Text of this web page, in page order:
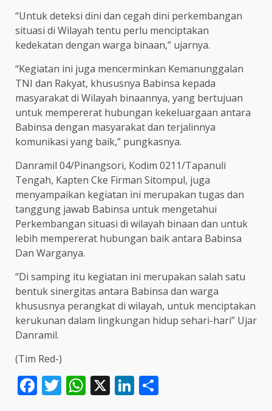
“Untuk deteksi dini dan cegah dini perkembangan
situasi di Wilayah tentu perlu menciptakan
kedekatan dengan warga binaan,” ujarnya.
“Kegiatan ini juga mencerminkan Kemanunggalan
TNI dan Rakyat, khususnya Babinsa kepada
masyarakat di Wilayah binaannya, yang bertujuan
untuk mempererat hubungan kekeluargaan antara
Babinsa dengan masyarakat dan terjalinnya
komunikasi yang baik,” pungkasnya.
Danramil 04/Pinangsori, Kodim 0211/Tapanuli
Tengah, Kapten Cke Firman Sitompul, juga
menyampaikan kegiatan ini merupakan tugas dan
tanggung jawab Babinsa untuk mengetahui
Perkembangan situasi di wilayah binaan dan untuk
lebih mempererat hubungan baik antara Babinsa
Dan Warganya.
“Di samping itu kegiatan ini merupakan salah satu
bentuk sinergitas antara Babinsa dan warga
khususnya perangkat di wilayah, untuk menciptakan
kerukunan dalam lingkungan hidup sehari-hari” Ujar
Danramil.
(Tim Red-)
Facebook
Twitter
WhatsApp
X LinkedIn